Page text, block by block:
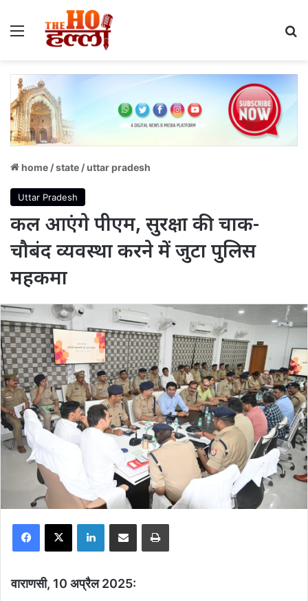
Menu
home /state /uttar pradesh
Uttar Pradesh
कल आएंगे पीएम, सुरक्षा की चाक-
चौबंद व्यवस्था करने में जुटा पुलिस
महकमा
Facebook
X LinkedInShare via Email Print
वाराणसी, 10 अप्रैल 2025: